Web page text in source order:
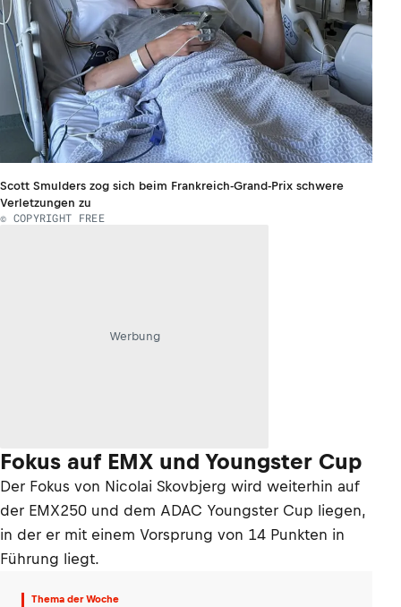
Scott Smulders zog sich beim Frankreich-Grand-Prix schwere
Verletzungen zu
© COPYRIGHT FREE
Werbung
Fokus auf EMX und Youngster Cup
Der Fokus von Nicolai Skovbjerg wird weiterhin auf
der EMX250 und dem ADAC Youngster Cup liegen,
in der er mit einem Vorsprung von 14 Punkten in
Führung liegt.
Thema der Woche